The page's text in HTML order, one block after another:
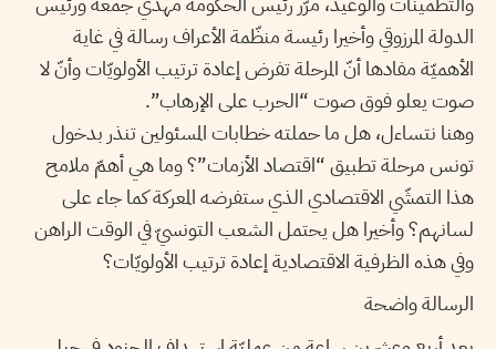
الدولة المرزوقي وأخيرا رئيسة منظّمة الأعراف رسالة في غاية
الأهميّة مفادها أنّ المرحلة تفرض إعادة ترتيب الأولويّات وأنّ لا
صوت يعلو فوق صوت “الحرب على الإرهاب”.
وهنا نتساءل، هل ما حملته خطابات المسئولين تنذر بدخول
تونس مرحلة تطبيق “اقتصاد الأزمات”؟ وما هي أهمّ ملامح
هذا التمشّي الاقتصادي الذي ستفرضه المعركة كما جاء على
لسانهم؟ وأخيرا هل يحتمل الشعب التونسيّ في الوقت الراهن
وفي هذه الظرفية الاقتصادية إعادة ترتيب الأولويّات؟
الرسالة واضحة